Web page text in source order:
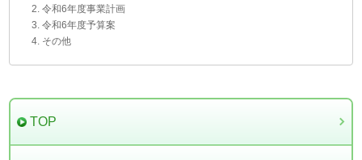
令和6年度事業計画
令和6年度予算案
その他
TOP